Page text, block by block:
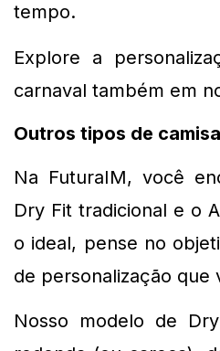
tempo.
Explore a
carnaval também em
Outros tipos de
Na FuturaIM, você
Dry Fit tradicional e o
o ideal, pense no
de personalização que
Nosso modelo de